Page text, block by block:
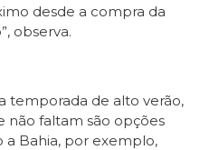
desde a compra da
observa.
temporada de alto verão,
não faltam são opções
a Bahia, por exemplo,